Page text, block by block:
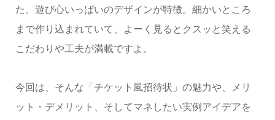
た、遊び心いっぱいのデザインが特徴。細かいところ
まで作り込まれていて、よーく見るとクスッと笑える
こだわりや工夫が満載ですよ。
今回は、そんな「チケット風招待状」の魅力や、メリ
ット・デメリット、そしてマネしたい実例アイデアを